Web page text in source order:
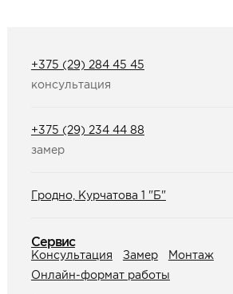
+375 (29) 284 45 45
консультация
+375 (29) 234 44 88
замер
Гродно, Курчатова 1 "Б"
Сервис
Консультация Замер
Монтаж
Онлайн-формат работы